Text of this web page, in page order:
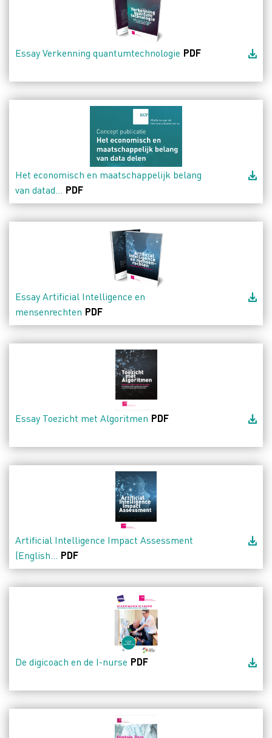
Essay Verkenning quantumtechnologie PDF
Het economisch en maatschappelijk belang
van datad...
PDF
Essay Artificial Intelligence en
mensenrechten PDF
Essay Toezicht met Algoritmen PDF
Artificial Intelligence Impact Assessment
(English...
PDF
De digicoach en de I-nurse PDF